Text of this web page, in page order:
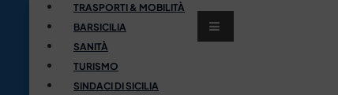
TRASPORTI & MOBILITÀ
BARSICILIA
SANITÀ
TURISMO
SINDACI DI SICILIA